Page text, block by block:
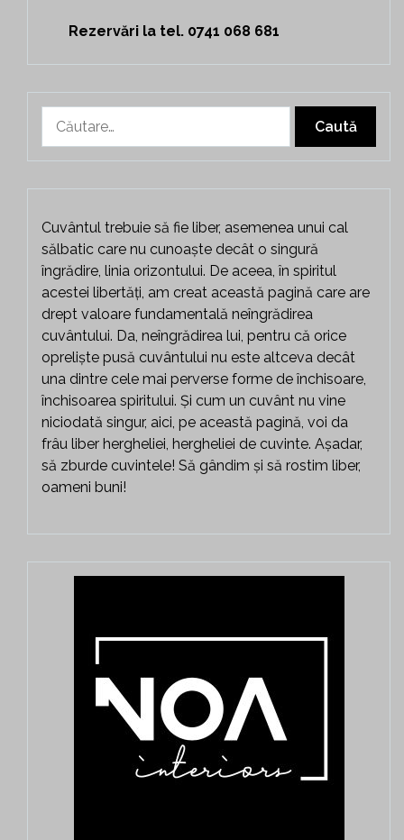
Rezervări la tel. 0741 068 681
după:
Cuvântul trebuie să fie liber, asemenea unui cal
sălbatic care nu cunoaște decât o singură
îngrădire, linia orizontului. De aceea, în spiritul
acestei libertăți, am creat această pagină care are
drept valoare fundamentală neîngrădirea
cuvântului. Da, neîngrădirea lui, pentru că orice
opreliște pusă cuvântului nu este altceva decât
una dintre cele mai perverse forme de închisoare,
închisoarea spiritului. Și cum un cuvânt nu vine
niciodată singur, aici, pe această pagină, voi da
frâu liber hergheliei, hergheliei de cuvinte. Așadar,
să zburde cuvintele! Să gândim și să rostim liber,
oameni buni!